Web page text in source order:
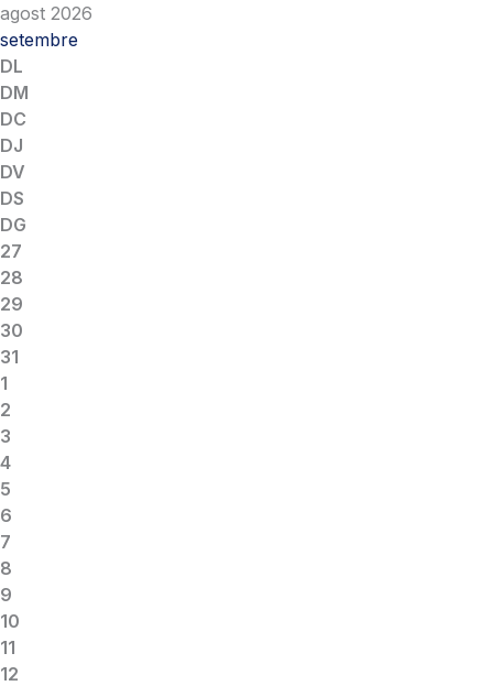
agost 2026
setembre
DL
DM
DC
DJ
DV
DS
DG
27
28
29
30
31
1
2
3
4
5
6
7
8
9
10
11
12